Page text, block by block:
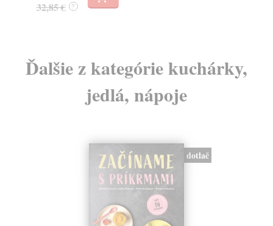
32,85 € ?
Ďalšie z kategórie kuchárky,
jedlá, nápoje
dotlač